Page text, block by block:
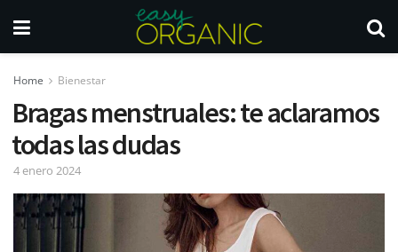
Home Bienestar
Bragas menstruales: te aclaramos
todas las dudas
4 enero 2024